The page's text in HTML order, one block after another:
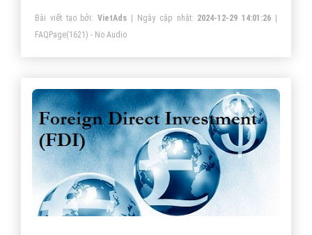
vấn đề gặp phải của doanh nghiệp SMES là gì.?
Bài viết tạo bởi:VietAds | Ngày cập nhật: 2024-12-29 14:01:26
FAQPage(1621) - No Audio